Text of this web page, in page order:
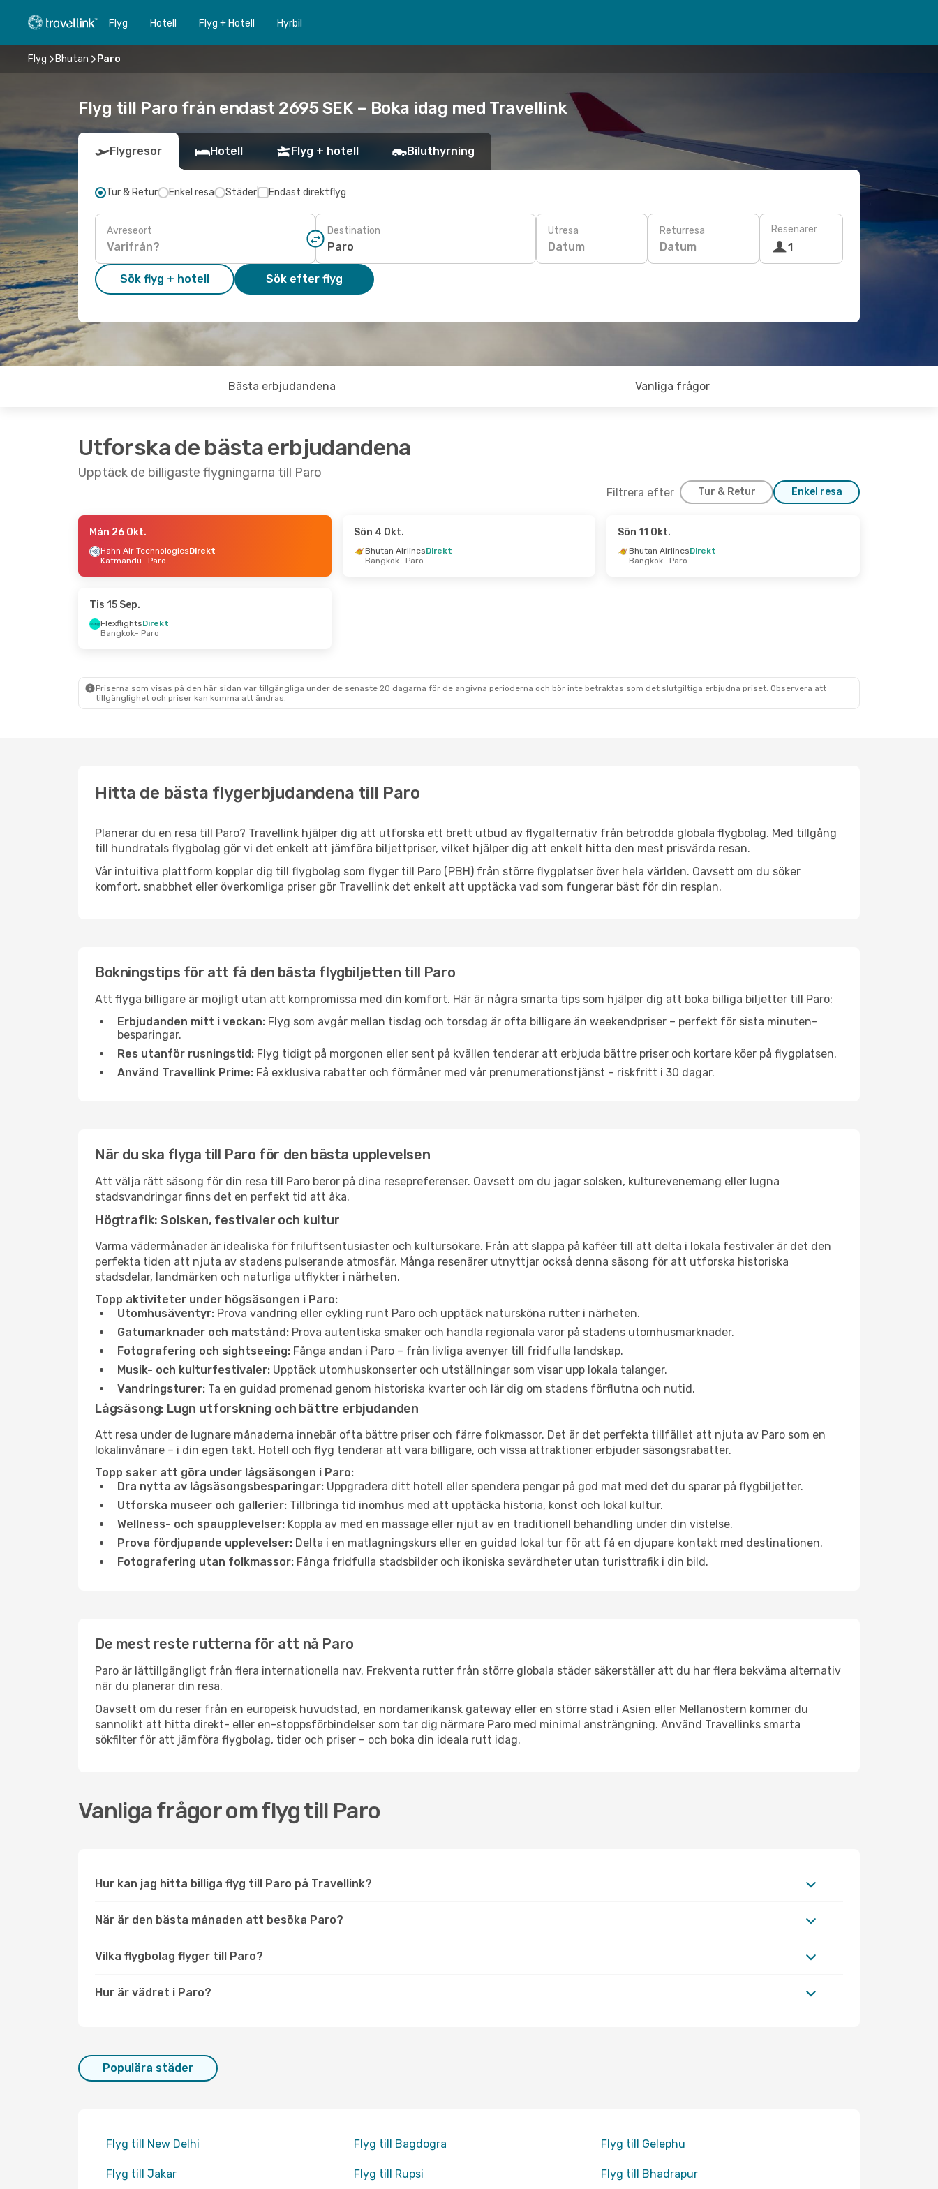
Flyg Hotell Flyg + Hotell Hyrbil
Flyg Bhutan Paro
Flyg till Paro från endast 2695 SEK – Boka idag med Travellink
Flygresor Hotell Flyg + hotell Biluthyrning
Tur & Retur Enkel resa Städer Endast direktflyg
Avreseort Destination Utresa
Datum
Returresa
Datum
Resenärer
1
Sök flyg + hotell Sök efter flyg
Bästa erbjudandena Vanliga frågor
Utforska de bästa erbjudandena
Upptäck de billigaste flygningarna till Paro
Filtrera efter Tur & Retur Enkel resa
- Sön 1 Nov.
- Paro
Mån 26 Okt.
Hahn Air TechnologiesDirekt
Katmandu- Paro
Sön 4 Okt.
Bhutan AirlinesDirekt
Bangkok- Paro
Sön 11 Okt.
Bhutan AirlinesDirekt
Bangkok- Paro
Tis 15 Sep.
FlexflightsDirekt
Bangkok- Paro
Priserna som visas på den här sidan var tillgängliga under de senaste 20 dagarna för de angivna perioderna och bör inte betraktas som det slutgiltiga erbjudna priset. Observera att
tillgänglighet och priser kan komma att ändras.
Hitta de bästa flygerbjudandena till Paro
Planerar du en resa till Paro? Travellink hjälper dig att utforska ett brett utbud av flygalternativ från betrodda globala flygbolag. Med tillgång
till hundratals flygbolag gör vi det enkelt att jämföra biljettpriser, vilket hjälper dig att enkelt hitta den mest prisvärda resan.
Vår intuitiva plattform kopplar dig till flygbolag som flyger till Paro (PBH) från större flygplatser över hela världen. Oavsett om du söker
komfort, snabbhet eller överkomliga priser gör Travellink det enkelt att upptäcka vad som fungerar bäst för din resplan.
Bokningstips för att få den bästa flygbiljetten till Paro
Att flyga billigare är möjligt utan att kompromissa med din komfort. Här är några smarta tips som hjälper dig att boka billiga biljetter till Paro:
Erbjudanden mitt i veckan: Flyg som avgår mellan tisdag och torsdag är ofta billigare än weekendpriser – perfekt för sista minuten-
besparingar.
Res utanför rusningstid: Flyg tidigt på morgonen eller sent på kvällen tenderar att erbjuda bättre priser och kortare köer på flygplatsen.
Använd Travellink Prime: Få exklusiva rabatter och förmåner med vår prenumerationstjänst – riskfritt i 30 dagar.
När du ska flyga till Paro för den bästa upplevelsen
Att välja rätt säsong för din resa till Paro beror på dina resepreferenser. Oavsett om du jagar solsken, kulturevenemang eller lugna
stadsvandringar finns det en perfekt tid att åka.
Högtrafik: Solsken, festivaler och kultur
Varma vädermånader är idealiska för friluftsentusiaster och kultursökare. Från att slappa på kaféer till att delta i lokala festivaler är det den
perfekta tiden att njuta av stadens pulserande atmosfär. Många resenärer utnyttjar också denna säsong för att utforska historiska
stadsdelar, landmärken och naturliga utflykter i närheten.
Topp aktiviteter under högsäsongen i Paro:
Utomhusäventyr: Prova vandring eller cykling runt Paro och upptäck natursköna rutter i närheten.
Gatumarknader och matstånd: Prova autentiska smaker och handla regionala varor på stadens utomhusmarknader.
Fotografering och sightseeing: Fånga andan i Paro – från livliga avenyer till fridfulla landskap.
Musik- och kulturfestivaler: Upptäck utomhuskonserter och utställningar som visar upp lokala talanger.
Vandringsturer: Ta en guidad promenad genom historiska kvarter och lär dig om stadens förflutna och nutid.
Lågsäsong: Lugn utforskning och bättre erbjudanden
Att resa under de lugnare månaderna innebär ofta bättre priser och färre folkmassor. Det är det perfekta tillfället att njuta av Paro som en
lokalinvånare – i din egen takt. Hotell och flyg tenderar att vara billigare, och vissa attraktioner erbjuder säsongsrabatter.
Topp saker att göra under lågsäsongen i Paro:
Dra nytta av lågsäsongsbesparingar: Uppgradera ditt hotell eller spendera pengar på god mat med det du sparar på flygbiljetter.
Utforska museer och gallerier: Tillbringa tid inomhus med att upptäcka historia, konst och lokal kultur.
Wellness- och spaupplevelser: Koppla av med en massage eller njut av en traditionell behandling under din vistelse.
Prova fördjupande upplevelser: Delta i en matlagningskurs eller en guidad lokal tur för att få en djupare kontakt med destinationen.
Fotografering utan folkmassor: Fånga fridfulla stadsbilder och ikoniska sevärdheter utan turisttrafik i din bild.
De mest reste rutterna för att nå Paro
Paro är lättillgängligt från flera internationella nav. Frekventa rutter från större globala städer säkerställer att du har flera bekväma alternativ
när du planerar din resa.
Oavsett om du reser från en europeisk huvudstad, en nordamerikansk gateway eller en större stad i Asien eller Mellanöstern kommer du
sannolikt att hitta direkt- eller en-stoppsförbindelser som tar dig närmare Paro med minimal ansträngning. Använd Travellinks smarta
sökfilter för att jämföra flygbolag, tider och priser – och boka din ideala rutt idag.
Vanliga frågor om flyg till Paro
Hur kan jag hitta billiga flyg till Paro på Travellink?
När är den bästa månaden att besöka Paro?
Vilka flygbolag flyger till Paro?
Hur är vädret i Paro?
Populära städer
Flyg till New Delhi Flyg till Bagdogra Flyg till Gelephu
Flyg till Jakar Flyg till Rupsi Flyg till Bhadrapur